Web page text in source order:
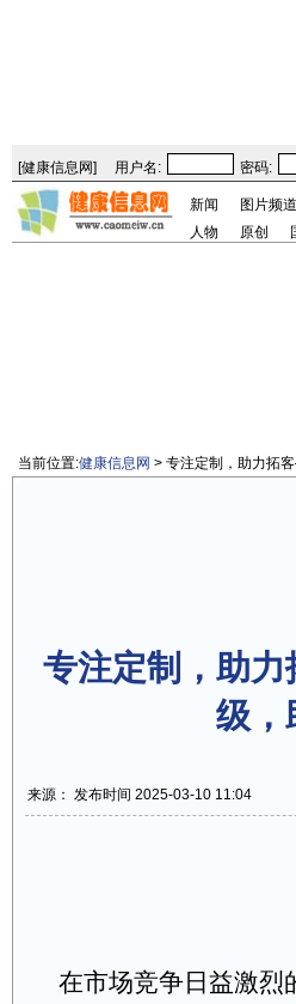
[健康信息网] 用户名: 密码:
新闻 图片频道
人物
原创
当前位置:健康信息网 > 专注定制，助力拓
专注定制，助
级，
来源： 发布时间 2025-03-10 11:04
在市场竞争日益激烈